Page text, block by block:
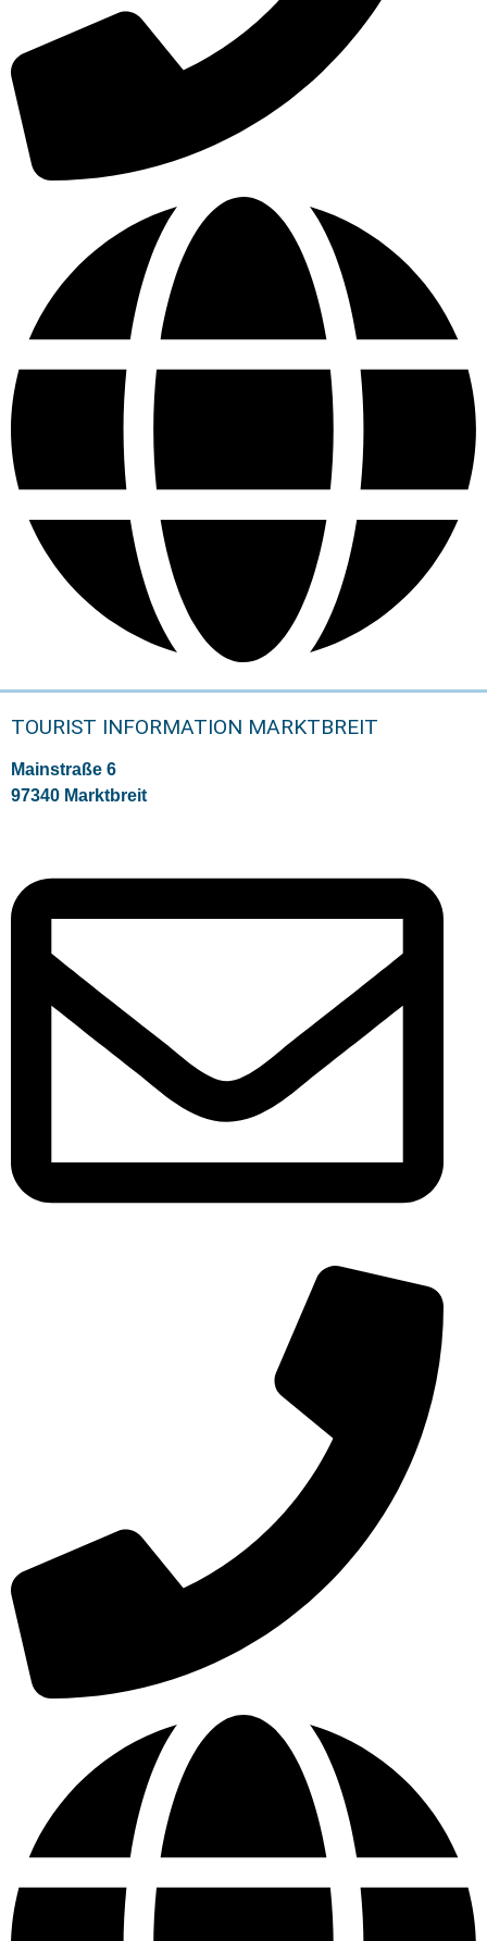
TOURIST INFORMATION MARKTBREIT
Mainstraße 6
97340 Marktbreit